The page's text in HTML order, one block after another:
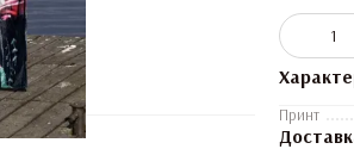
Принт